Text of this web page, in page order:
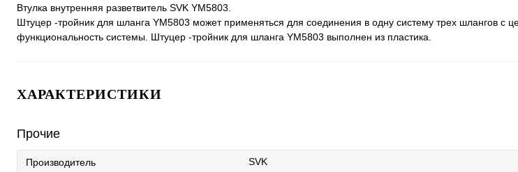
Втулка внутренняя разветвитель SVK YM5803.
Штуцер -тройник для шланга YM5803 может применяться для соединения в одну систему трех шлангов с
функциональность системы. Штуцер -тройник для шланга YM5803 выполнен из пластика.
ХАРАКТЕРИСТИКИ
Прочие
Производитель SVK